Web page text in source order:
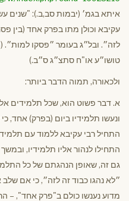
איתא בגמ׳ (יבמות סב,ב.): "שנים
עקיבא וכולן מתו בפרק אחד (בין
לזה״. ובל״ג בעומר ״פסקו
טושו״ע או"ח סתצ״ג ס״ב.)
ולכאורה, תמוה הדבר ביותר:
א. דבר פשוט הוא, שכל תלמידים
ונעשו תלמידיו ביום (בפרק) אחד,
התחיל רבי עקיבא ללמוד עם
התחילו לנהור אליו תלמידיו,
גם זה, שאופן הנהגתם של כל
״לא נהגו כבוד זה לזה״, כי אם
מדוע נענשו כולם ב"פרק אחד", –